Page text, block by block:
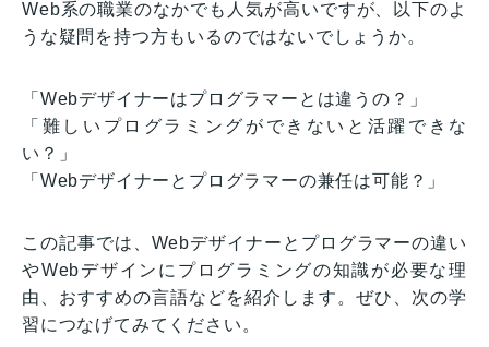
Web系の職業のなかでも人気が高いですが、以下のよ
うな疑問を持つ方もいるのではないでしょうか。
「Webデザイナーはプログラマーとは違うの？」
「難しいプログラミングができないと活躍できな
い？」
「Webデザイナーとプログラマーの兼任は可能？」
この記事では、Webデザイナーとプログラマーの違い
やWebデザインにプログラミングの知識が必要な理
由、おすすめの言語などを紹介します。ぜひ、次の学
習につなげてみてください。